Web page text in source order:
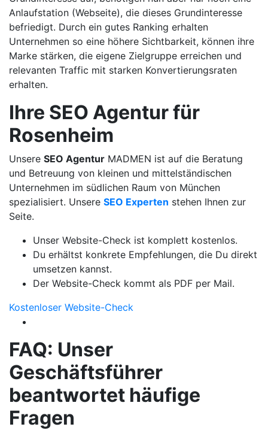
Anlaufstation (Webseite), die dieses Grundinteresse
befriedigt. Durch ein gutes Ranking erhalten
Unternehmen so eine höhere Sichtbarkeit, können ihre
Marke stärken, die eigene Zielgruppe erreichen und
relevanten Traffic mit starken Konvertierungsraten
erhalten.
Ihre SEO Agentur für
Rosenheim
Unsere SEO Agentur MADMEN ist auf die Beratung
und Betreuung von kleinen und mittelständischen
Unternehmen im südlichen Raum von München
spezialisiert. Unsere SEO Experten stehen Ihnen zur
Seite.
Unser Website-Check ist komplett kostenlos.
Du erhältst konkrete Empfehlungen, die Du direkt
umsetzen kannst.
Der Website-Check kommt als PDF per Mail.
Kostenloser Website-Check
FAQ: Unser
Geschäftsführer
beantwortet häufige
Fragen